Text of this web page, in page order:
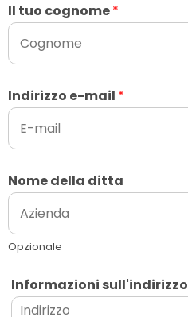
Il tuo cognome*
Indirizzo e-mail *
Nome della ditta
Opzionale
Informazioni sull'indirizzo